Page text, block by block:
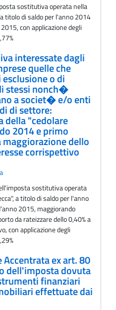
sostitutiva operata nella
titolo di saldo per l'anno 2014
con applicazione degli
interessate dagli
quelle che
o di
stessi nonch�
a societ� e/o enti
di settore:
"cedolare
2014 e primo
dello
corrispettivo
sostitutiva operata
a titolo di saldo per l'anno
2015, maggiorando
da rateizzare dello 0,40% a
con applicazione degli
ex art. 80
dell'imposta dovuta
finanziari
effettuate dai